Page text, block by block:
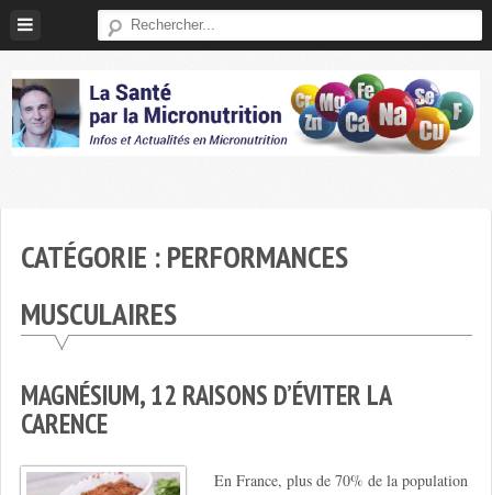
Skip
CATÉGORIE :PERFORMANCES
MUSCULAIRES
MAGNÉSIUM, 12 RAISONS D’ÉVITER LA
CARENCE
En France, plus de 70% de la population